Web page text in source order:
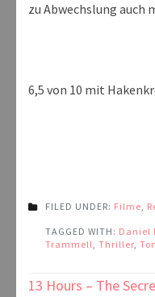
zu Abwechslung auch
6,5 von 10 mit
FILED UNDER: Filme,
TAGGED WITH: Daniel
Trammell, Thriller,
13 Hours – The